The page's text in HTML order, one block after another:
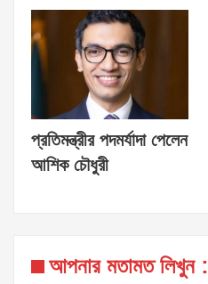
প্রতিমন্ত্রীর পদমর্যাদা পেলেন
আশিক চৌধুরী
আপনার মতামত লিখুন :